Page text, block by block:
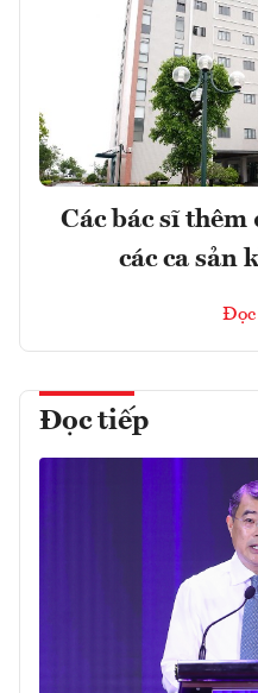
Các bác sĩ
các ca sản
Đọc
Đọc tiếp